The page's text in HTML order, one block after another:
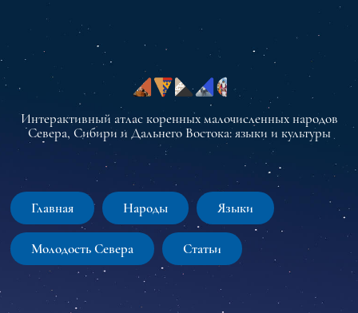
Интерактивный атлас коренных малочисленных народов
Севера, Сибири и Дальнего Востока: языки и культуры
Главная Народы Языки
Молодость Севера Статьи